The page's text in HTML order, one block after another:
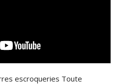
escroqueries Toute